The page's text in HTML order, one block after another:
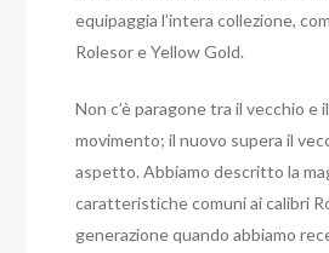
equipaggia l’intera collezione,
Rolesor e Yellow Gold.
Non c’è paragone tra il vecchio e
movimento; il nuovo supera il
aspetto. Abbiamo descritto la
caratteristiche comuni ai calibri
generazione quando abbiamo